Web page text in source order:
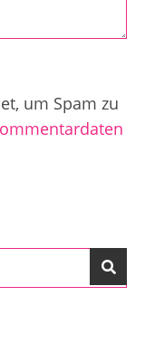
um Spam zu